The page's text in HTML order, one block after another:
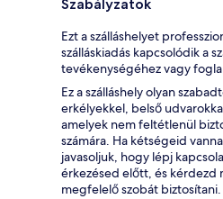
Szabályzatok
Ezt a szálláshelyet
szálláskiadás kapcsolódik a
tevékenységéhez vagy
Ez a szálláshely olyan
erkélyekkel, belső
amelyek nem feltétlenül
számára. Ha kétségeid
javasoljuk, hogy lépj
érkezésed előtt, és kérdezd
megfelelő szobát biztosítani.